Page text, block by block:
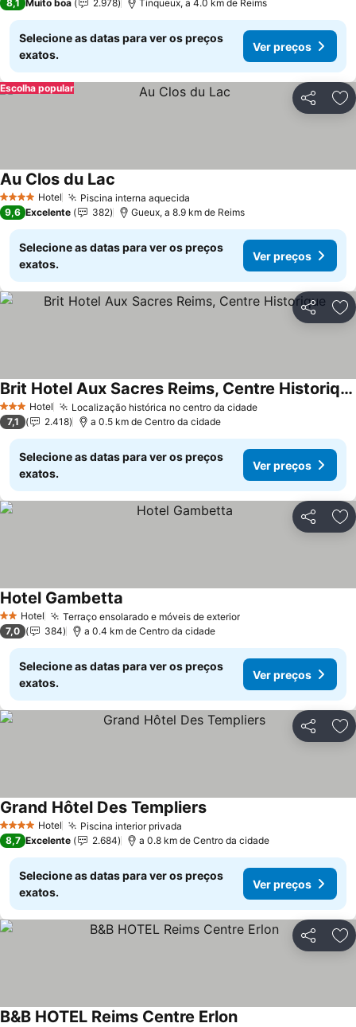
8,1 Muito boa 2.978 Tinqueux, a 4.0 km de Reims
Selecione as datas para ver os preços
exatos.
Ver preços
Partilhar
Escolha popular
4 EstrelasHotel Piscina interna aquecida
Au Clos du Lac
9,6 Excelente 382 Gueux, a 8.9 km de Reims
Selecione as datas para ver os preços
exatos.
Ver preços
Partilhar
3 EstrelasHotel Localização histórica no centro da cidade
Brit Hotel Aux Sacres Reims, Centre Historique
7,1 2.418 a 0.5 km de Centro da cidade
Selecione as datas para ver os preços
exatos.
Ver preços
Partilhar
2 Estrelas
Hotel Terraço ensolarado e móveis de exterior
Hotel Gambetta
7,0 384 a 0.4 km de Centro da cidade
Selecione as datas para ver os preços
exatos.
Ver preços
Partilhar
4 EstrelasHotel Piscina interior privada
Grand Hôtel Des Templiers
8,7 Excelente 2.684 a 0.8 km de Centro da cidade
Selecione as datas para ver os preços
exatos.
Ver preços
Partilhar
B&B HOTEL Reims Centre Erlon